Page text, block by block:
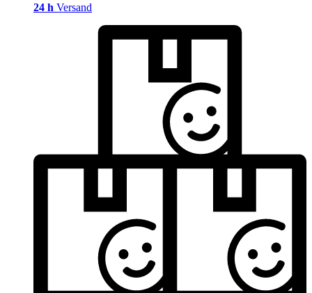
24 h Versand